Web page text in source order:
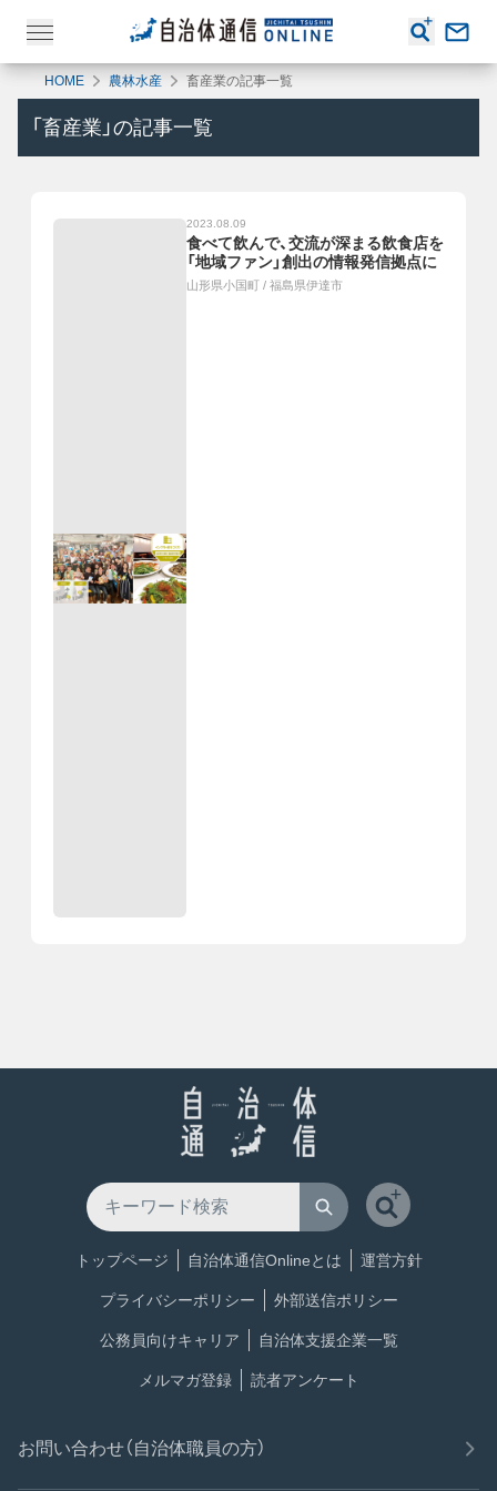
HOME 農林水産 畜産業の記事一覧
「 畜産業 」の記事一覧
2023.08.09
食べて飲んで、交流が深まる飲食店を
「地域ファン」創出の情報発信拠点に
山形県小国町 / 福島県伊達市
トップページ 自治体通信Onlineとは 運営方針
プライバシーポリシー 外部送信ポリシー
公務員向けキャリア 自治体支援企業一覧
メルマガ登録 読者アンケート
お問い合わせ（自治体職員の方）